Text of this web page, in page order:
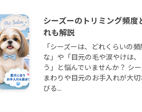
シーズーのトリミング頻
れも解説
「シーズーは、どれくらいの
な」や「目元の毛や涙やけは
う」と悩んでいませんか？ シ
まわりや目元のお手入れが大
びる...